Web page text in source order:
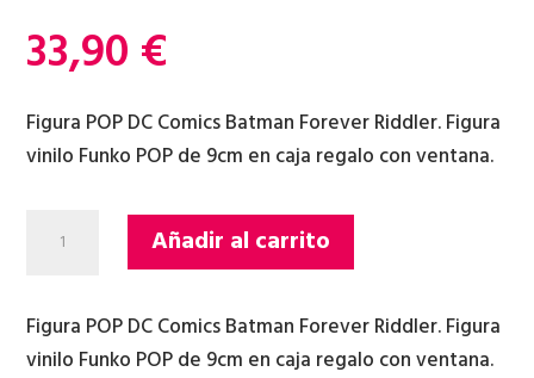
33,90€
Figura POP DC Comics Batman Forever Riddler. Figura
vinilo Funko POP de 9cm en caja regalo con ventana.
COMICS
BATMAN
Añadir al carrito
Figura POP DC Comics Batman Forever Riddler. Figura
vinilo Funko POP de 9cm en caja regalo con ventana.